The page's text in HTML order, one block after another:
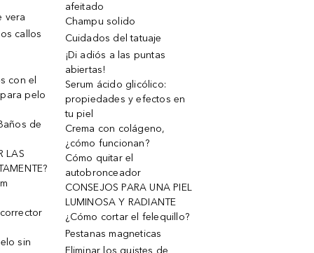
vera
callos
con el
pelo
de
LAS
sin
afeitado
Champu solido
Cuidados del tatuaje
¡Di adiós a las puntas
abiertas!
Serum ácido glicólico:
propiedades y efectos en
tu piel
Crema con colágeno,
¿cómo funcionan?
Cómo quitar el
autobronceador
CONSEJOS PARA UNA PIEL
LUMINOSA Y RADIANTE
¿Cómo cortar el felequillo?
Pestanas magneticas
Eliminar los quistes de